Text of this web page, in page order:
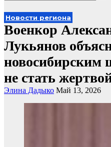
Новости региона
Военкор
Лукьянов
новосибирским
не стать
Элина Дадыко Май 13, 2026